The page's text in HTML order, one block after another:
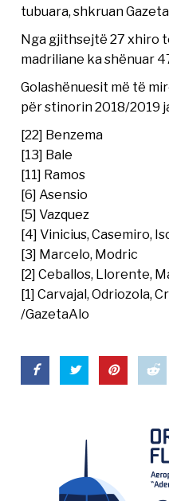
tubuara, shkruan
Nga gjithsejtë 27 xhiro
madriliane ka shënuar
Golashënuesit më të
për stinorin 2018/2019
[22] Benzema
[13] Bale
[11] Ramos
[6] Asensio
[5] Vazquez
[4] Vinicius, Casemiro,
[3] Marcelo, Modric
[2] Ceballos, Llorente,
[1] Carvajal, Odriozola,
/GazetaAlo